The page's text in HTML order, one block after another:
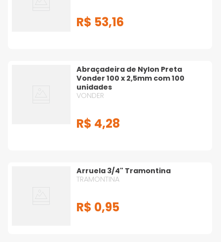
R$ 53,16
Abraçadeira de Nylon Preta
Vonder 100 x 2,5mm com 100
unidades
VONDER
R$ 4,28
Arruela 3/4" Tramontina
TRAMONTINA
R$ 0,95